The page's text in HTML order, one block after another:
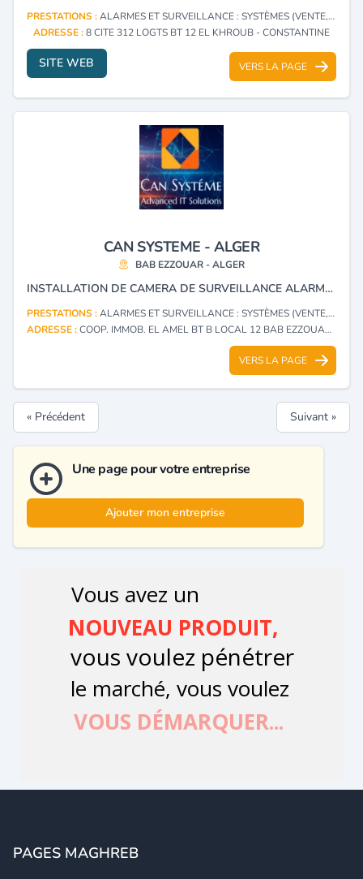
PRESTATIONS :ALARMES ET SURVEILLANCE : SYSTÈMES (VENTE, INSTALLATION)
ADRESSE :8 CITE 312 LOGTS BT 12 EL KHROUB - CONSTANTINE
SITE WEB VERS LA PAGE
CAN SYSTEME - ALGER
BAB EZZOUAR - ALGER
INSTALLATION DE CAMERA DE SURVEILLANCE ALARMES ET SYSTÈMES D'INCENDIE A DOMICILE ET INSTALLATION RÉSEAU.
PRESTATIONS :ALARMES ET SURVEILLANCE : SYSTÈMES (VENTE, INSTALLATION)
ADRESSE :COOP. IMMOB. EL AMEL BT B LOCAL 12 BAB EZZOUAR - ALGER
VERS LA PAGE
« Précédent Suivant »
Une page pour votre entreprise
Ajouter mon entreprise
PAGES MAGHREB